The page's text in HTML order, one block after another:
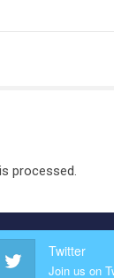
processed.
Twitter
Join us on